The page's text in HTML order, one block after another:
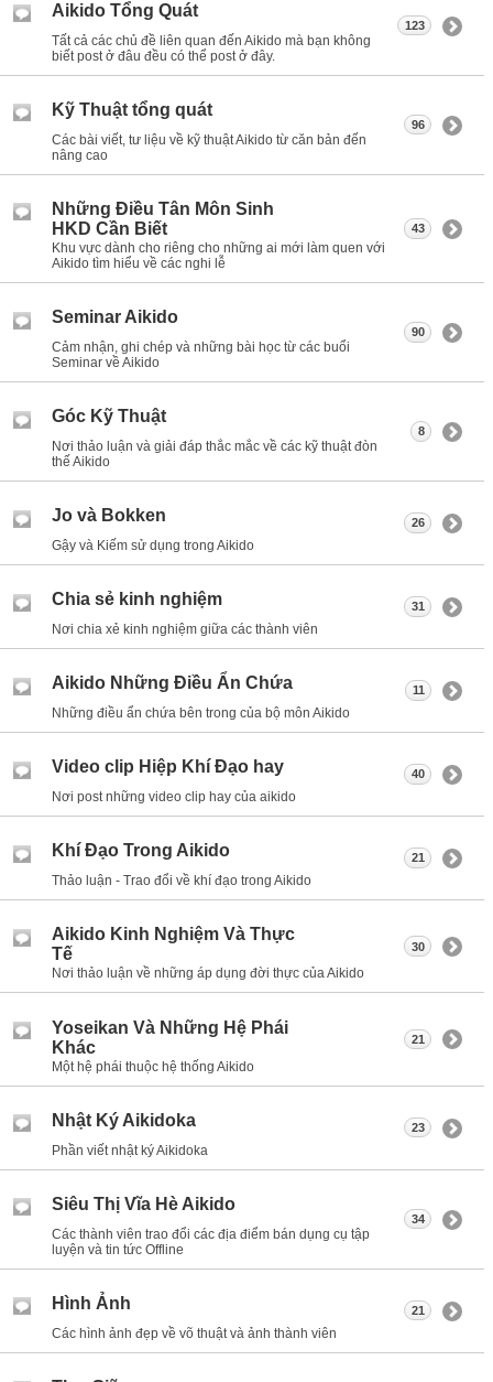
Aikido Tổng Quát
Tất cả các chủ đề liên quan đến Aikido mà bạn không
biết post ở đâu đều có thể post ở đây.
123
Kỹ Thuật tổng quát
Các bài viết, tư liệu về kỹ thuật Aikido từ căn bản đến
nâng cao
96
Những Điều Tân Môn Sinh
HKD Cần Biết
Khu vực dành cho riêng cho những ai mới làm quen với
Aikido tìm hiểu về các nghi lễ
43
Seminar Aikido
Cảm nhận, ghi chép và những bài học từ các buổi
Seminar về Aikido
90
Góc Kỹ Thuật
Nơi thảo luận và giải đáp thắc mắc về các kỹ thuật đòn
thế Aikido
8
Jo và Bokken
Gậy và Kiếm sử dụng trong Aikido
26
Chia sẻ kinh nghiệm
Nơi chia xẻ kinh nghiệm giữa các thành viên
31
Aikido Những Điều Ẩn Chứa
Những điều ẩn chứa bên trong của bộ môn Aikido
11
Video clip Hiệp Khí Đạo hay
Nơi post những video clip hay của aikido
40
Khí Đạo Trong Aikido
Thảo luận - Trao đổi về khí đạo trong Aikido
21
Aikido Kinh Nghiệm Và Thực
Tế
Nơi thảo luận về những áp dụng đời thực của Aikido
30
Yoseikan Và Những Hệ Phái
Khác
Một hệ phái thuộc hệ thống Aikido
21
Nhật Ký Aikidoka
Phần viết nhật ký Aikidoka
23
Siêu Thị Vĩa Hè Aikido
Các thành viên trao đổi các địa điểm bán dụng cụ tập
luyện và tin tức Offline
34
Hình Ảnh
Các hình ảnh đẹp về võ thuật và ảnh thành viên
21